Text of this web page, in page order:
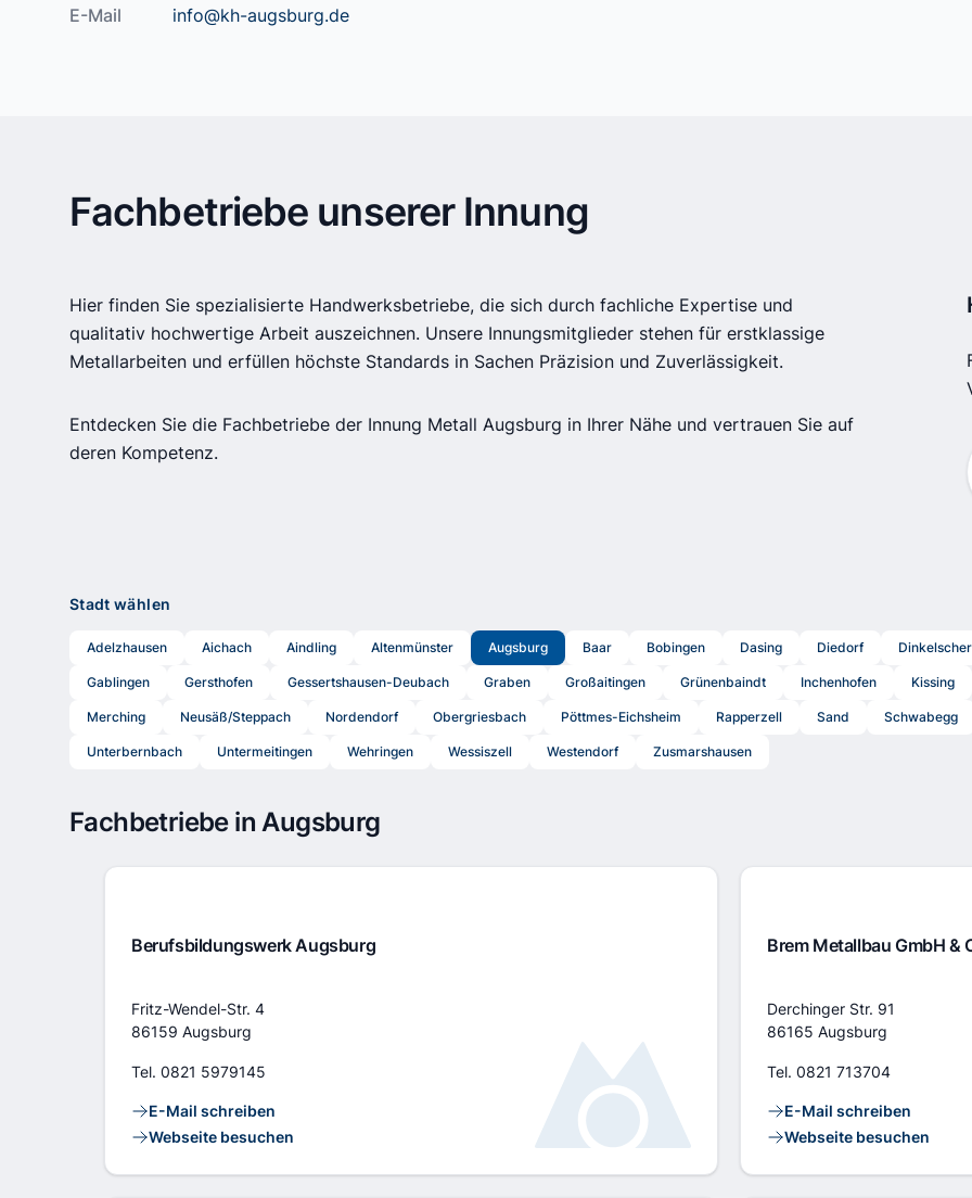
E-Mail
info@kh-augsburg.de
Fachbetriebe unserer Innung
Hier finden Sie spezialisierte Handwerksbetriebe, die sich durch fachliche Expertise und
qualitativ hochwertige Arbeit auszeichnen. Unsere Innungsmitglieder stehen für erstklassige
Metallarbeiten und erfüllen höchste Standards in Sachen Präzision und Zuverlässigkeit.
Entdecken Sie die Fachbetriebe der Innung Metall Augsburg in Ihrer Nähe und vertrauen Sie auf
deren Kompetenz.
Stadt wählen
Adelzhausen Aichach Aindling Altenmünster Augsburg Baar Bobingen Dasing Diedorf
Gablingen Gersthofen Gessertshausen-Deubach Graben Großaitingen Grünenbaindt Inchenhofen Kissing
Merching Neusäß/Steppach Nordendorf Obergriesbach Pöttmes-Eichsheim Rapperzell Sand Schwabegg
Unterbernbach Untermeitingen Wehringen Wessiszell Westendorf Zusmarshausen
Fachbetriebe in Augsburg
Berufsbildungswerk Augsburg
Adresse
Fritz-Wendel-Str. 4
86159 Augsburg
Tel. 0821 5979145
Kontaktlinks
E-Mail schreiben
Webseite besuchen
Brem Metallbau GmbH &
Adresse
Derchinger Str. 91
86165 Augsburg
Tel. 0821 713704
Kontaktlinks
E-Mail schreiben
Webseite besuchen